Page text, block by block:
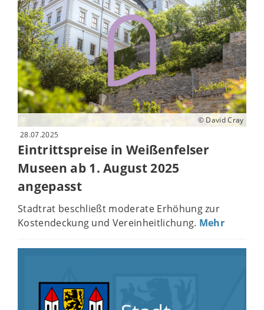
© David Cray
28.07.2025
Eintrittspreise in Weißenfelser
Museen ab 1. August 2025
angepasst
Stadtrat beschließt moderate Erhöhung zur
Kostendeckung und Vereinheitlichung. Mehr